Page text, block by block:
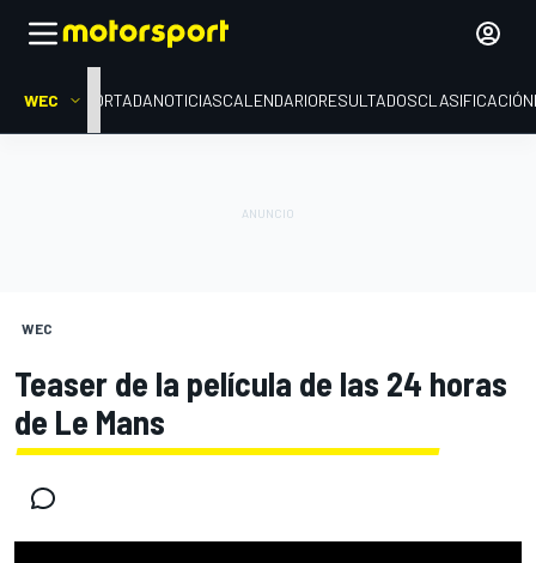
WEC PORTADANOTICIASCALENDARIORESULTADOSCLASIFICACIÓN
WEC
Teaser de la película de las 24 horas
de Le Mans